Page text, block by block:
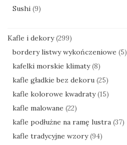
Sushi (9)
Kafle i dekory (299)
bordery listwy wykończeniowe (5)
kafelki morskie klimaty (8)
kafle gładkie bez dekoru (25)
kafle kolorowe kwadraty (15)
kafle malowane (22)
kafle podłużne na ramę lustra (37)
kafle tradycyjne wzory (94)